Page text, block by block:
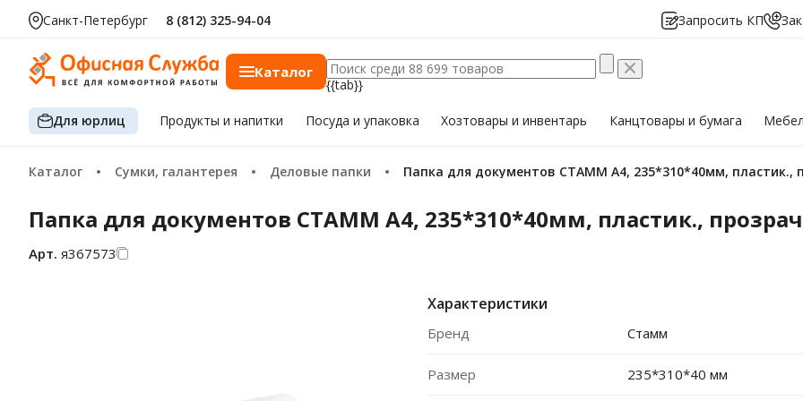
Санкт-Петербург 8 (812) 325-94-04 Запросить КП
Каталог
{{tab}}
Для юрлиц Продуктыи напитки Посуда и упаковка Хозтоварыи инвентарь Канцтовары и бумага
Каталог Сумки, галантерея Деловые папки Папка для документов СТАММ А4, 235*310*40мм, пластик.,
Папка для документов СТАММ А4, 235*310*40мм, пластик.,
Арт. я367573
Характеристики
Бренд Стамм
Размер 235*310*40 мм